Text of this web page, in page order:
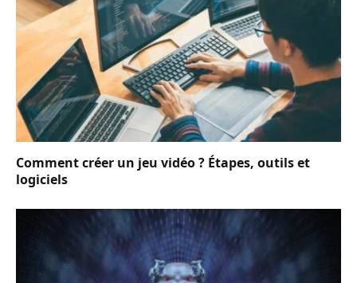
Comment créer un jeu vidéo ? Étapes, outils et
logiciels